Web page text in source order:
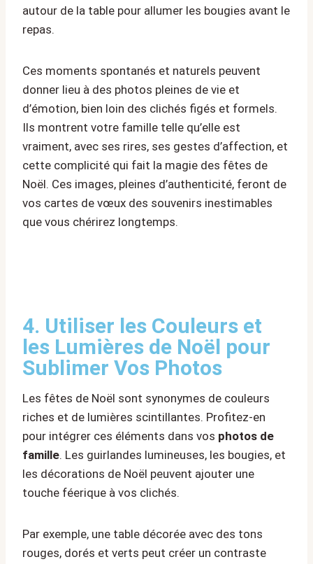
autour de la table pour allumer les bougies avant le
repas.
Ces moments spontanés et naturels peuvent
donner lieu à des photos pleines de vie et
d’émotion, bien loin des clichés figés et formels.
Ils montrent votre famille telle qu’elle est
vraiment, avec ses rires, ses gestes d’affection, et
cette complicité qui fait la magie des fêtes de
Noël. Ces images, pleines d’authenticité, feront de
vos cartes de vœux des souvenirs inestimables
que vous chérirez longtemps.
4. Utiliser les Couleurs et
les Lumières de Noël pour
Sublimer Vos Photos
Les fêtes de Noël sont synonymes de couleurs
riches et de lumières scintillantes. Profitez-en
pour intégrer ces éléments dans vos photos de
famille. Les guirlandes lumineuses, les bougies, et
les décorations de Noël peuvent ajouter une
touche féerique à vos clichés.
Par exemple, une table décorée avec des tons
rouges, dorés et verts peut créer un contraste